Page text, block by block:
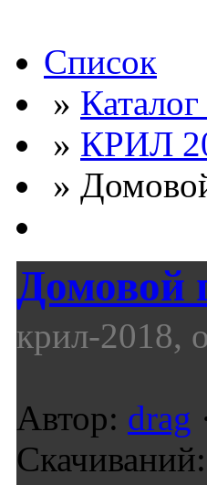
Список
»
» КРИЛ
»
Домовой
крил-2018,
Автор: drag